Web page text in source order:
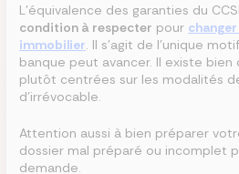
L'équivalence des garanties du
condition à respecter pour
immobilier. Il s'agit de l'unique
banque peut avancer. Il existe
plutôt centrées sur les modalités
d'irrévocable.
Attention aussi à bien préparer
dossier mal préparé ou incomplet
demande.